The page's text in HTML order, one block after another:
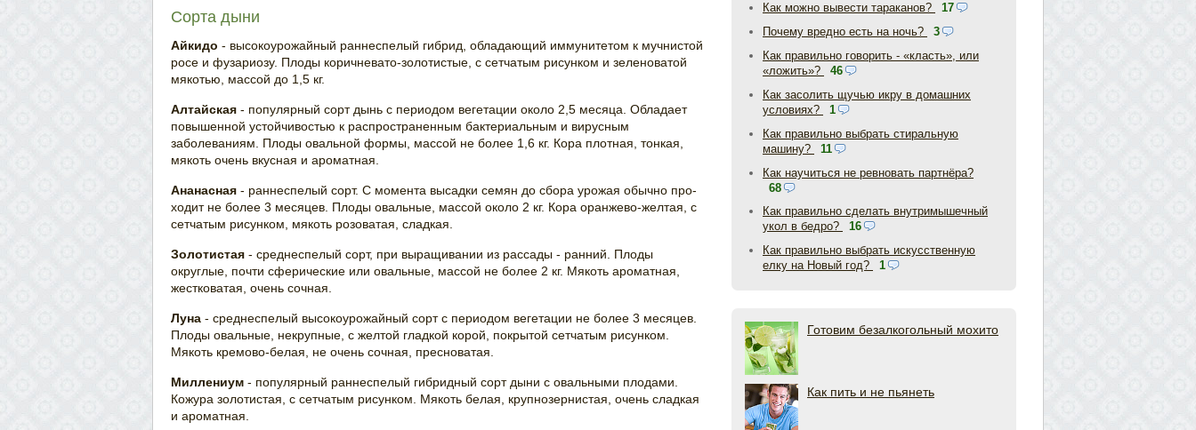
Сорта дыни
Айкидо - высокоурожайный раннеспелый гибрид, обладающий иммунитетом к мучнистой
росе и фузариозу. Плоды коричневато-золотистые, с сетчатым рисунком и зеленоватой
мякотью, массой до 1,5 кг.
Алтайская - популярный сорт дынь с периодом вегетации около 2,5 месяца. Обладает
повышенной устойчивостью к распространенным бактериальным и вирусным
заболеваниям. Плоды овальной формы, массой не более 1,6 кг. Кора плотная, тонкая,
мякоть очень вкусная и ароматная.
Ананасная - раннеспелый сорт. С момента высадки семян до сбора урожая обычно про-
ходит не более 3 месяцев. Плоды овальные, массой около 2 кг. Кора оранжево-желтая, с
сетчатым рисунком, мякоть розоватая, сладкая.
Золотистая - среднеспелый сорт, при выращивании из рассады - ранний. Плоды
округлые, почти сферические или овальные, массой не более 2 кг. Мякоть ароматная,
жестковатая, очень сочная.
Луна - среднеспелый высокоурожайный сорт с периодом вегетации не более 3 месяцев.
Плоды овальные, некрупные, с желтой гладкой корой, покрытой сетчатым рисунком.
Мякоть кремово-белая, не очень сочная, пресноватая.
Миллениум - популярный раннеспелый гибридный сорт дыни с овальными плодами.
Кожура золотистая, с сетчатым рисунком. Мякоть белая, крупнозернистая, очень сладкая
и ароматная.
Как можно вывести тараканов?
17
Почему вредно есть на ночь?
3
Как правильно говорить - «класть», или
«ложить»?
46
Как засолить щучью икру в домашних
условиях?
1
Как правильно выбрать стиральную
машину?
11
Как научиться не ревновать партнёра?
68
Как правильно сделать внутримышечный
укол в бедро?
16
Как правильно выбрать искусственную
елку на Новый год?
1
Готовим безалкогольный мохито
Как пить и не пьянеть